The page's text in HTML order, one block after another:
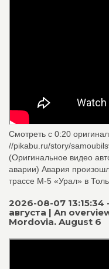
Смотреть с 0:20
//pikabu.ru/story/
(Оригинальное видео
аварии) Авария
трассе М-5 «Урал» в
2026-08-07
августа | An
Mordovia. August 6